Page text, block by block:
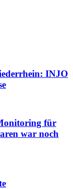
INJO
für
war noch